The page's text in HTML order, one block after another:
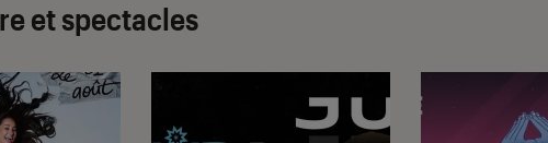
et spectacles